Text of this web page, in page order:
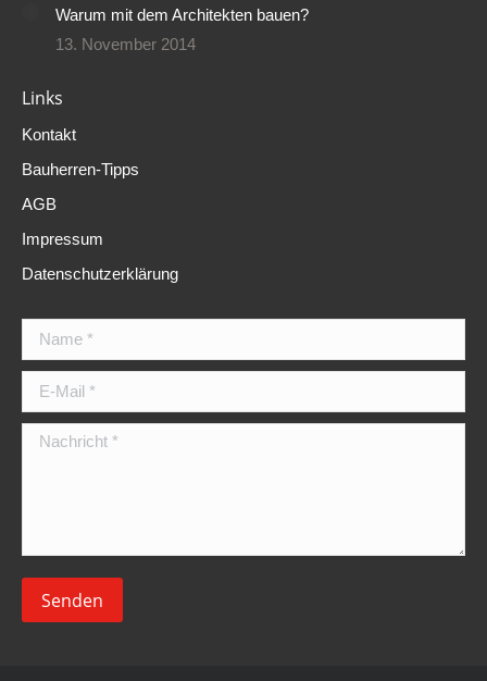
Warum mit dem Architekten bauen?
13. November 2014
Links
Kontakt
Bauherren-Tipps
AGB
Impressum
Datenschutzerklärung
Name *
E-Mail *
Nachricht *
Senden